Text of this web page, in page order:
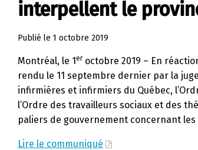
interpellent le
Publié le 1 octobre 2019
Montréal, le 1eroctobre 2019 – En
rendu le 11 septembre dernier par la
infirmières et infirmiers du Québec,
l’Ordre des travailleurs sociaux et des
paliers de gouvernement concernant les
Lire le communiqué